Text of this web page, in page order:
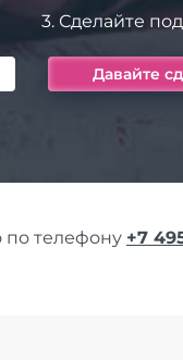
3.Сделайте
по телефону +7